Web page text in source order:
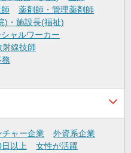
薬剤師・管理薬剤師
)・施設長(福祉)
ャルワーカー
射線技師
務
チャー企業
外資系企業
以上
女性が活躍